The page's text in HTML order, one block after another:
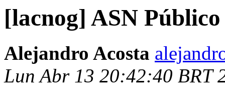
[lacnog] ASN Público
Alejandro Acosta
Lun Abr 13 20:42:40 BRT